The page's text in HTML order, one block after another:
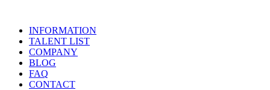
INFORMATION
TALENT LIST
COMPANY
BLOG
FAQ
CONTACT